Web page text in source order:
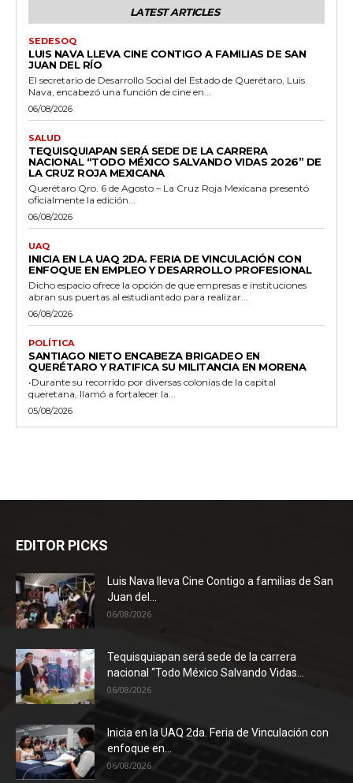
LATEST ARTICLES
SEDESOQ
LUIS NAVA LLEVA CINE CONTIGO A FAMILIAS DE SAN
JUAN DEL RÍO
El secretario de Desarrollo Social del Estado de Querétaro, Luis
Nava, encabezó una función de cine en...
06/08/2026
SALUD
TEQUISQUIAPAN SERÁ SEDE DE LA CARRERA
NACIONAL “TODO MÉXICO SALVANDO VIDAS 2026” DE
LA CRUZ ROJA MEXICANA
Querétaro Qro. 6 de Agosto – La Cruz Roja Mexicana presentó
oficialmente la edición...
06/08/2026
UAQ
INICIA EN LA UAQ 2DA. FERIA DE VINCULACIÓN CON
ENFOQUE EN EMPLEO Y DESARROLLO PROFESIONAL
Dicho espacio ofrece la opción de que empresas e instituciones
abran sus puertas al estudiantado para realizar...
06/08/2026
POLÍTICA
SANTIAGO NIETO ENCABEZA BRIGADEO EN
QUERÉTARO Y RATIFICA SU MILITANCIA EN MORENA
•Durante su recorrido por diversas colonias de la capital
queretana, llamó a fortalecer la...
05/08/2026
EDITOR PICKS
Luis Nava lleva Cine Contigo a familias de San
Juan del...
06/08/2026
Tequisquiapan será sede de la carrera
nacional “Todo México Salvando Vidas...
06/08/2026
Inicia en la UAQ 2da. Feria de Vinculación con
enfoque en...
06/08/2026